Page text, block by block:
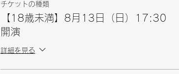
チケットの種類
【18歳未満】8月13日（日）17:30
開演
詳細を見る